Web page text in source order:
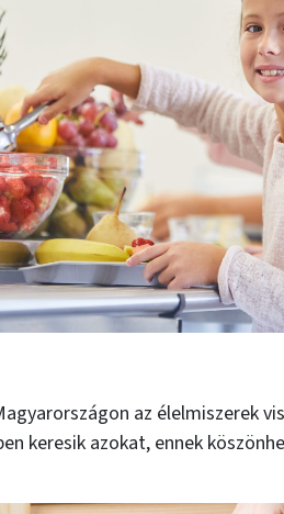
az élelmiszerek
keresik azokat, ennek